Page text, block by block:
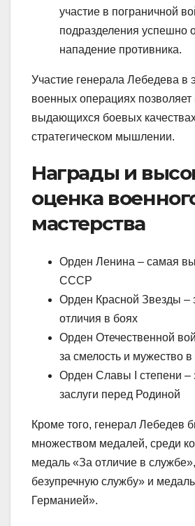
участие в пограничной
подразделения успешно
нападение противника.
Участие генерала Лебедева в
военных операциях позволяет
выдающихся боевых
стратегическом мышлении.
Награды и
оценка
мастерства
Орден Ленина – самая
СССР
Орден Красной Звезды
отличия в боях
Орден Отечественной
за смелость и мужество
Орден Славы I степени –
заслуги перед Родиной
Кроме того, генерал Лебедев
множеством медалей, среди
медаль «За отличие в
безупречную службу» и
Германией».